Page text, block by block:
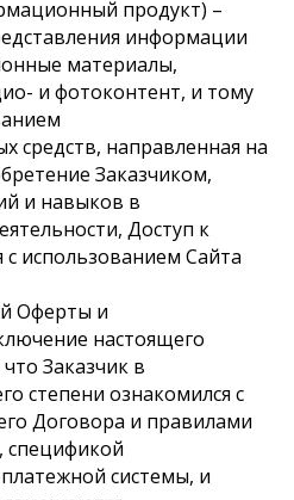
продукт) –
информации
материалы,
и фотоконтент, и тому
средств, направленная на
Заказчиком,
и навыков в
Доступ к
использованием Сайта
Оферты и
настоящего
Заказчик в
степени ознакомился с
Договора и правилами
спецификой
системы, и